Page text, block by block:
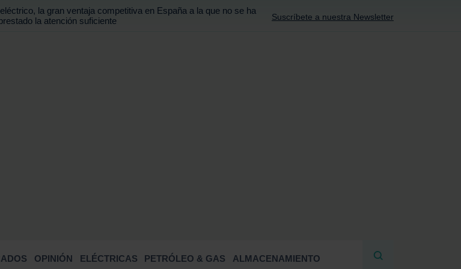
la gran ventaja competitiva en España a la que no se ha
la atención suficiente
Suscríbete a nuestra Newsletter
OPINIÓN ELÉCTRICAS PETRÓLEO & GAS ALMACENAMIENTO
BUSCAR